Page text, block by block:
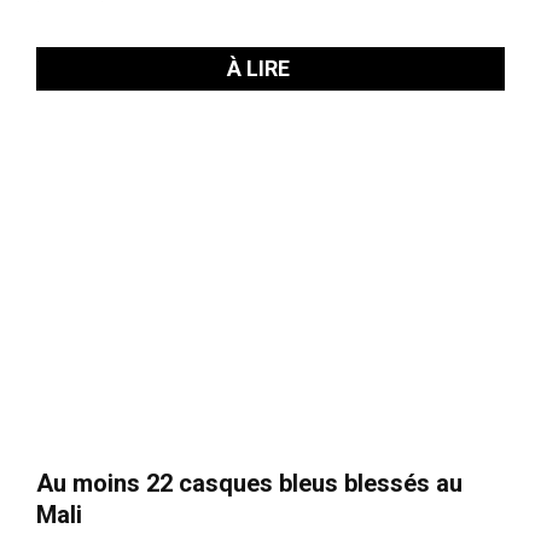
À LIRE
Au moins 22 casques bleus blessés au
Mali